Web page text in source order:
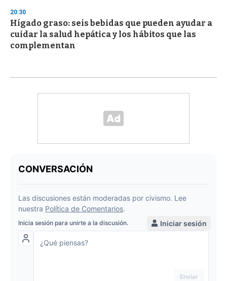
20:30
Hígado graso: seis bebidas que pueden ayudar a
cuidar la salud hepática y los hábitos que las
complementan